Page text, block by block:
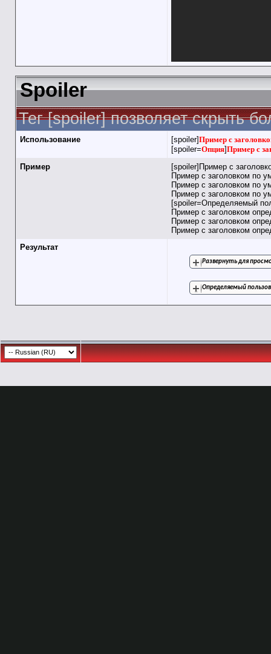
Spoiler
Тег [spoiler] позволяет скрыть
Использование [spoiler]Пример с
[spoiler=Опция]Пример с
Пример
[spoiler]Пример с
Пример с заголовком по
Пример с заголовком по
Пример с заголовком по
[spoiler=Определяемый
Пример с заголовком
Пример с заголовком
Пример с заголовком
Результат
Развернуть для
Определяемый